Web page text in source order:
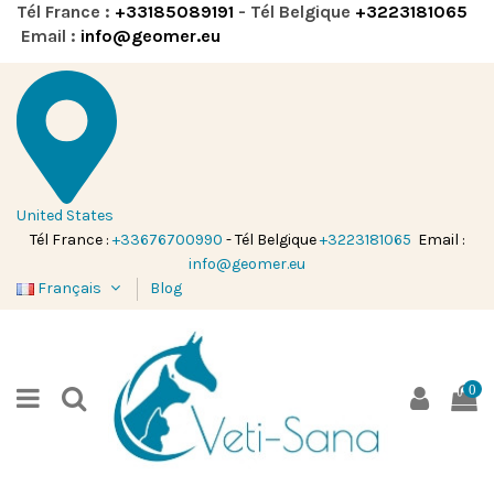
Tél France : +33185089191 - Tél Belgique +3223181065
Email : info@geomer.eu
United States
Tél France :+33676700990 - Tél Belgique+3223181065 Email :
info@geomer.eu
Français
Blog
0